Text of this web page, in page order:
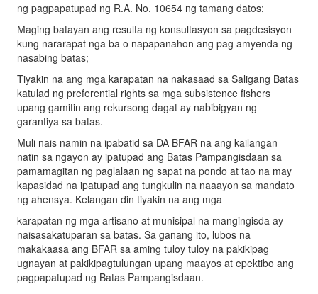
ng pagpapatupad ng R.A. No. 10654 ng tamang datos;
Maging batayan ang resulta ng konsultasyon sa pagdesisyon
kung nararapat nga ba o napapanahon ang pag amyenda ng
nasabing batas;
Tiyakin na ang mga karapatan na nakasaad sa Saligang Batas
katulad ng preferential rights sa mga subsistence fishers
upang gamitin ang rekursong dagat ay nabibigyan ng
garantiya sa batas.
Muli nais namin na ipabatid sa DA BFAR na ang kailangan
natin sa ngayon ay ipatupad ang Batas Pampangisdaan sa
pamamagitan ng paglalaan ng sapat na pondo at tao na may
kapasidad na ipatupad ang tungkulin na naaayon sa mandato
ng ahensya. Kelangan din tiyakin na ang mga
karapatan ng mga artisano at munisipal na mangingisda ay
naisasakatuparan sa batas. Sa ganang ito, lubos na
makakaasa ang BFAR sa aming tuloy tuloy na pakikipag
ugnayan at pakikipagtulungan upang maayos at epektibo ang
pagpapatupad ng Batas Pampangisdaan.